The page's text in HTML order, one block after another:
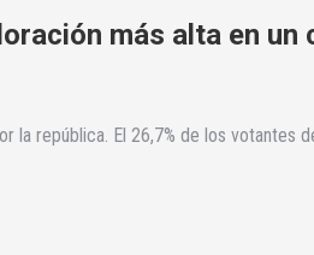
más alta en un
la república. El 26,7% de los votantes